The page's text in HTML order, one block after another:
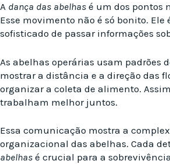
A dança das abelhas é um dos pontos
Esse movimento não é só bonito. Ele
sofisticado de passar informações
As abelhas operárias usam padrões
mostrar a distância e a direção das
organizar a coleta de alimento.
trabalham melhor juntos.
Essa comunicação mostra a
organizacional das abelhas. Cada
abelhas é crucial para a